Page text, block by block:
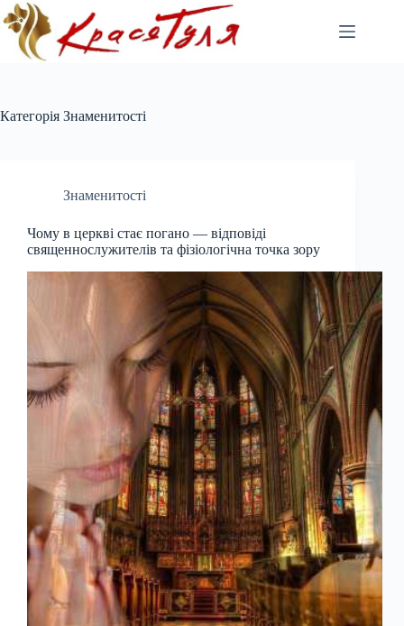
Перейти
до
вмісту
Категорія Знаменитості
Знаменитості
Чому в церкві стає погано — відповіді
священнослужителів та фізіологічна точка зору